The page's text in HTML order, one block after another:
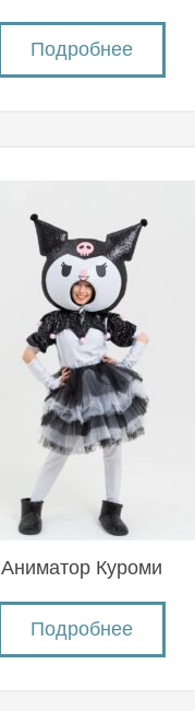
Подробнее
Аниматор Куроми
Подробнее